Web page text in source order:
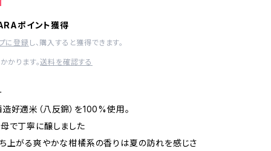
ポイント獲得
に登録 し、購入すると獲得できます。
かります。送料を確認する
好適米（八反錦）を100%使用。
で丁寧に醸しました
上がる爽やかな柑橘系の香りは夏の訪れを感じさ